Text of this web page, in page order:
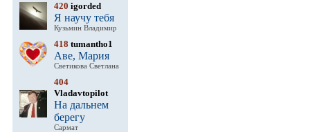
420 igorded
Я научу тебя
Кузьмин Владимир
418 tumantho1
Аве, Мария
Светикова Светлана
404
Vladavtopilot
На дальнем
берегу
Сармат